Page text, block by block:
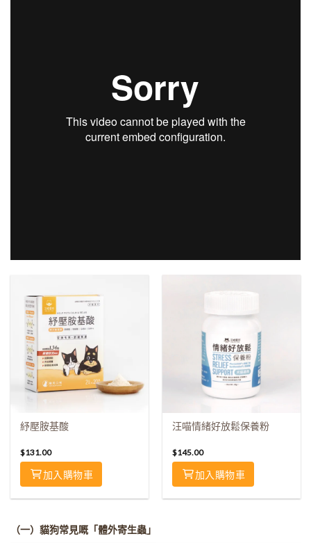
紓壓胺基酸
$131.00
加入購物車
汪喵情緒好放鬆保養粉
$145.00
加入購物車
（一）貓狗常見嘅「體外寄生蟲」